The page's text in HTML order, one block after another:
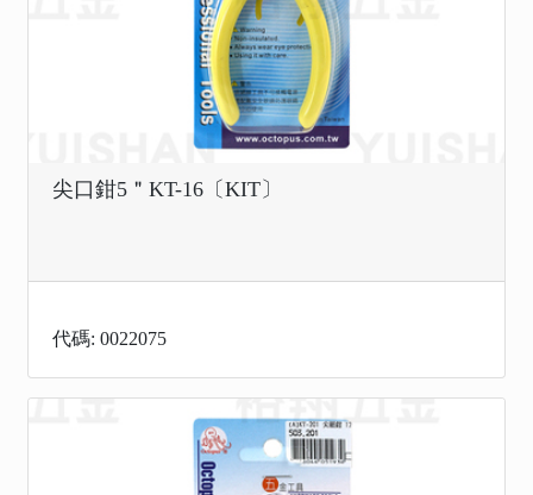
尖口鉗5＂KT-16〔KIT〕
代碼: 0022075